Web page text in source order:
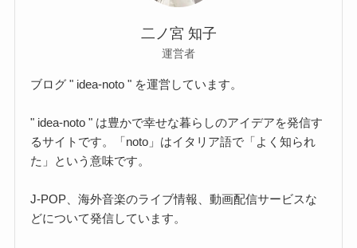
二ノ宮 知子
運営者
ブログ " idea-noto " を運営しています。
" idea-noto " は豊かで幸せな暮らしのアイデアを発信す
るサイトです。「noto」はイタリア語で「よく知られ
た」という意味です。
J-POP、海外音楽のライブ情報、動画配信サービスな
どについて発信しています。